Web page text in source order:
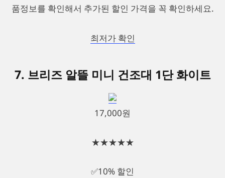
품정보를 확인해서 추가된 할인 가격을 꼭 확인하세요.
최저가 확인
7. 브리즈 알뜰 미니 건조대 1단 화이트
17,000원
★★★★★
✅10% 할인